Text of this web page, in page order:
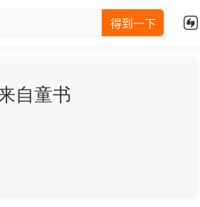
得到一下
自童书